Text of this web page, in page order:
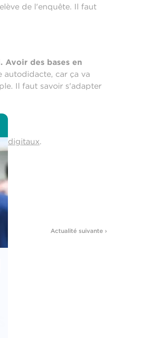
de l'enquête. Il faut
des bases en
autodidacte, car ça va
Il faut savoir s'adapter
digitaux.
Actualité suivante ›